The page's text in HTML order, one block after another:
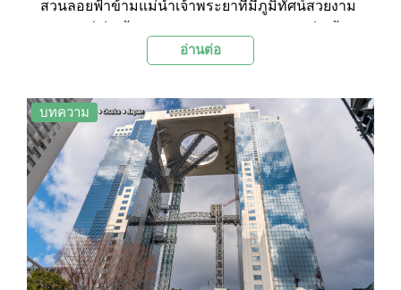
สวนลอยฟ้าข้ามแม่น้ำเจ้าพระยาที่มีภูมิทัศน์สวยงาม
มุมพักผ่อน และจุดชมวิวอ่านต่อ
บทความ